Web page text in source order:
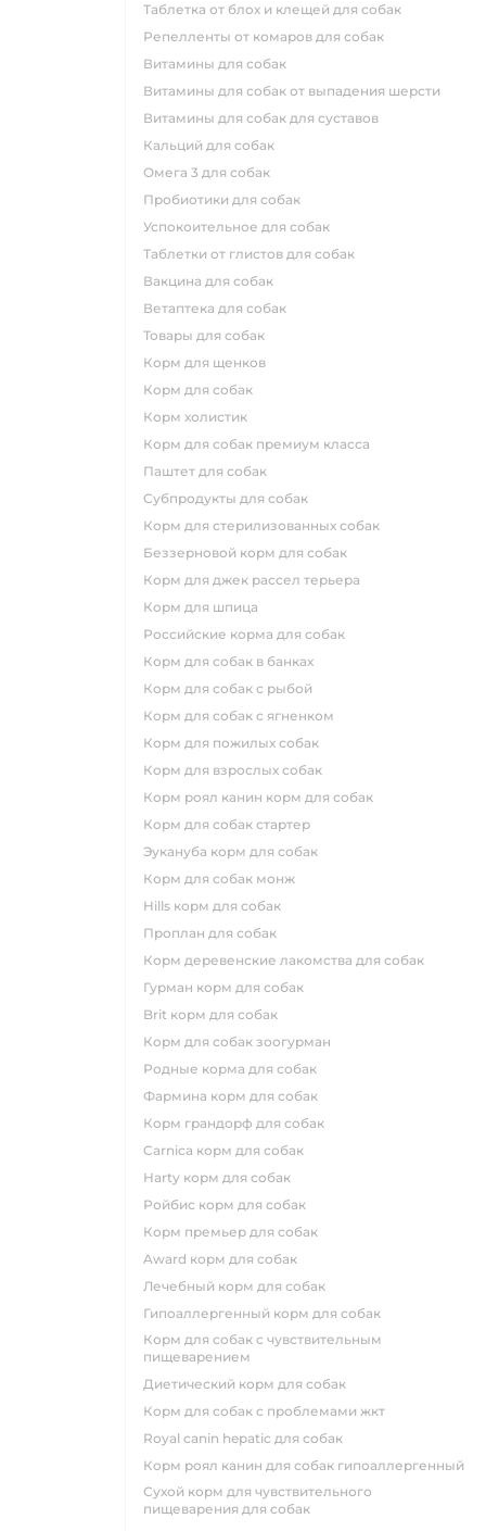
таблетка от блох и клещей для собак
репелленты от комаров для собак
витамины для собак
витамины для собак от выпадения шерсти
витамины для собак для суставов
кальций для собак
омега 3 для собак
пробиотики для собак
успокоительное для собак
таблетки от глистов для собак
вакцина для собак
ветаптека для собак
товары для собак
корм для щенков
корм для собак
корм холистик
корм для собак премиум класса
паштет для собак
субпродукты для собак
корм для стерилизованных собак
беззерновой корм для собак
корм для джек рассел терьера
корм для шпица
российские корма для собак
корм для собак в банках
корм для собак с рыбой
корм для собак с ягненком
корм для пожилых собак
корм для взрослых собак
корм роял канин корм для собак
корм для собак стартер
эукануба корм для собак
корм для собак монж
hills корм для собак
проплан для собак
корм деревенские лакомства для собак
гурман корм для собак
brit корм для собак
корм для собак зоогурман
родные корма для собак
фармина корм для собак
корм грандорф для собак
carnica корм для собак
harty корм для собак
ройбис корм для собак
корм премьер для собак
award корм для собак
лечебный корм для собак
гипоаллергенный корм для собак
корм для собак с чувствительным
пищеварением
диетический корм для собак
корм для собак с проблемами жкт
royal canin hepatic для собак
корм роял канин для собак гипоаллергенный
сухой корм для чувствительного
пищеварения для собак